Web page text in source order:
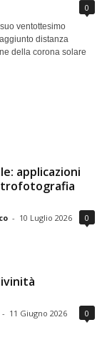
0
ventottesimo
distanza
della corona solare
applicazioni
- 10 Luglio 2026 0
- 11 Giugno 2026 0